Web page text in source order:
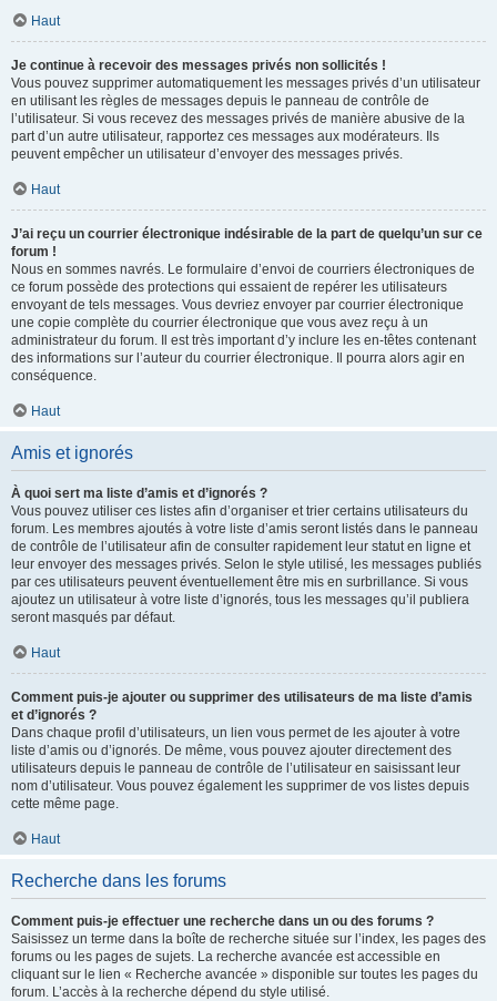
Haut
Je continue à recevoir des messages privés non sollicités !
Vous pouvez supprimer automatiquement les messages privés d’un utilisateur
en utilisant les règles de messages depuis le panneau de contrôle de
l’utilisateur. Si vous recevez des messages privés de manière abusive de la
part d’un autre utilisateur, rapportez ces messages aux modérateurs. Ils
peuvent empêcher un utilisateur d’envoyer des messages privés.
Haut
J’ai reçu un courrier électronique indésirable de la part de quelqu’un sur ce
forum !
Nous en sommes navrés. Le formulaire d’envoi de courriers électroniques de
ce forum possède des protections qui essaient de repérer les utilisateurs
envoyant de tels messages. Vous devriez envoyer par courrier électronique
une copie complète du courrier électronique que vous avez reçu à un
administrateur du forum. Il est très important d’y inclure les en-têtes contenant
des informations sur l’auteur du courrier électronique. Il pourra alors agir en
conséquence.
Haut
Amis et ignorés
À quoi sert ma liste d’amis et d’ignorés ?
Vous pouvez utiliser ces listes afin d’organiser et trier certains utilisateurs du
forum. Les membres ajoutés à votre liste d’amis seront listés dans le panneau
de contrôle de l’utilisateur afin de consulter rapidement leur statut en ligne et
leur envoyer des messages privés. Selon le style utilisé, les messages publiés
par ces utilisateurs peuvent éventuellement être mis en surbrillance. Si vous
ajoutez un utilisateur à votre liste d’ignorés, tous les messages qu’il publiera
seront masqués par défaut.
Haut
Comment puis-je ajouter ou supprimer des utilisateurs de ma liste d’amis
et d’ignorés ?
Dans chaque profil d’utilisateurs, un lien vous permet de les ajouter à votre
liste d’amis ou d’ignorés. De même, vous pouvez ajouter directement des
utilisateurs depuis le panneau de contrôle de l’utilisateur en saisissant leur
nom d’utilisateur. Vous pouvez également les supprimer de vos listes depuis
cette même page.
Haut
Recherche dans les forums
Comment puis-je effectuer une recherche dans un ou des forums ?
Saisissez un terme dans la boîte de recherche située sur l’index, les pages des
forums ou les pages de sujets. La recherche avancée est accessible en
cliquant sur le lien « Recherche avancée » disponible sur toutes les pages du
forum. L’accès à la recherche dépend du style utilisé.